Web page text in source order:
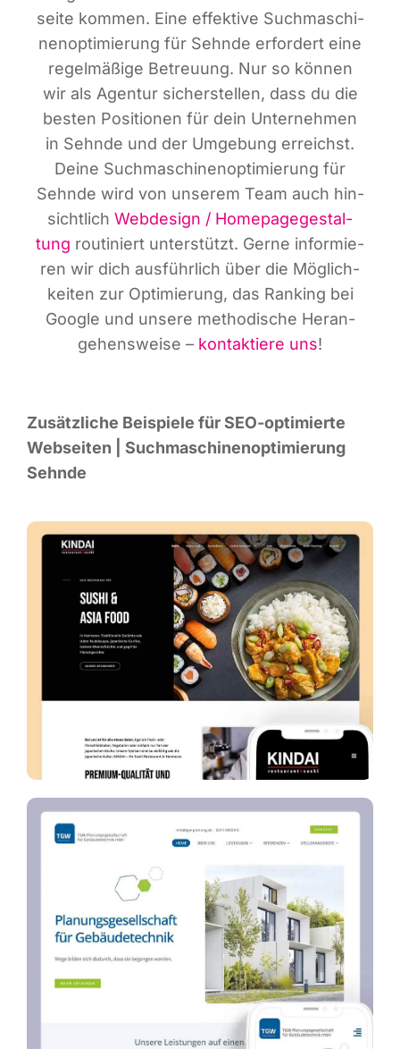
sei­te kom­men. Eine effek­ti­ve Such­ma­schi­
nen­op­ti­mie­rung für Sehn­de erfor­dert eine
regel­mä­ßi­ge Betreu­ung. Nur so kön­nen
wir als Agen­tur sicher­stel­len, dass du die
bes­ten Posi­tio­nen für dein Unter­neh­men
in Sehn­de und der Umge­bung erreichst.
Dei­ne Such­ma­schi­nen­op­ti­mie­rung für
Sehn­de wird von unse­rem Team auch hin­
sicht­lich Web­de­sign / Home­page­ge­stal­
tung rou­ti­niert unter­stützt. Ger­ne infor­mie­
ren wir dich aus­führ­lich über die Mög­lich­
kei­ten zur Opti­mie­rung, das Ran­king bei
Goog­le und unse­re metho­di­sche Her­an­
ge­hens­wei­se – kon­tak­tie­re uns!
Zusätz­li­che Bei­spie­le für SEO-opti­mier­te
Web­sei­ten | Such­ma­schi­nen­op­ti­mie­rung
Sehnde